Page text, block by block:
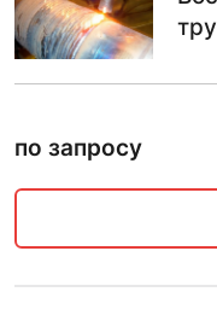
по запросу